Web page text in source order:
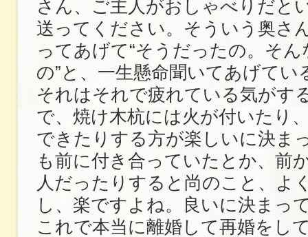
さん、ご主人がおしゃべりだと
送ってください。そういう奥さ
ってあげて“そうだったの。そ
の”と、一生懸命聞いてあげてい
それはそれで疲れている気がす
で、焼け木杭には火が付いたり
できたりする方が楽しいに決ま
も前に付き合っていたとか、前
人だったりすると尚のこと、よ
し、楽ですよね。良いに決まっ
これで本当に離婚して再婚をし